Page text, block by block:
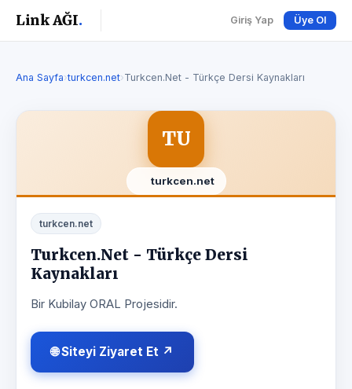
Link AĞI. Giriş Yap Üye Ol
Ana Sayfa›turkcen.net›Turkcen.Net - Türkçe Dersi Kaynakları
TU
turkcen.net
turkcen.net
Turkcen.Net - Türkçe Dersi
Kaynakları
Bir Kubilay ORAL Projesidir.
🌐 Siteyi Ziyaret Et ↗